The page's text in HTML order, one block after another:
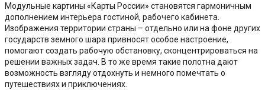
Модульные картины «Карты России» становятся гармоничным
дополнением интерьера гостиной, рабочего кабинета.
Изображения территории страны – отдельно или на фоне других
государств земного шара привносят особое настроение,
помогают создать рабочую обстановку, сконцентрироваться на
решении важных задач. В то же время такие полотна дают
возможность взгляду отдохнуть и немного помечтать о
путешествиях и приключениях.